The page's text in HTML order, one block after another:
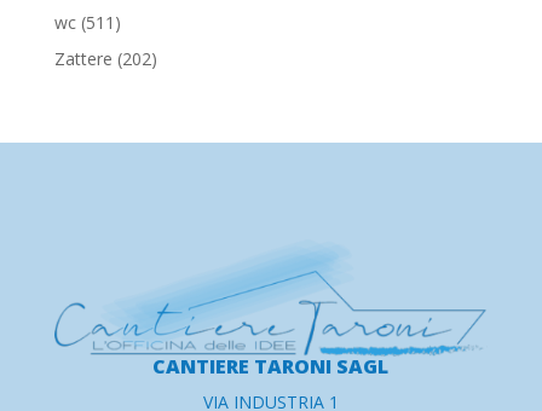
wc 511 511
prodotti
Zattere 202202
CANTIERE TARONI SAGL
VIA INDUSTRIA 1